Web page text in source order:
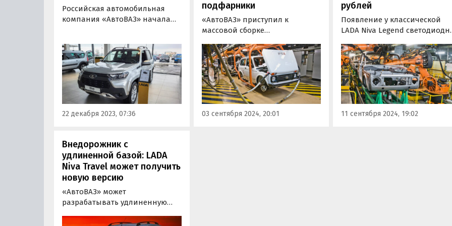
Российская автомобильная
компания «АвтоВАЗ» начала
Travel без использования
шильдиков Legend и Travel
соответственно.
22 декабря 2023, 07:36
подфарники
«АвтоВАЗ» приступил к
массовой сборке
Legend. Классические
трехдверные внедорожники
сходят с конвейера со
светодиодными
подфарниками и рядом других
изменений, сообщают
«Автоновости дня» со ссылкой
03 сентября 2024, 20:01
рублей
Появление у классической
LADA Niva Legend
приведет к подорожанию
минимум двух ее
комплектаций на 7 — 38 тыс.
рублей.
11 сентября 2024, 19:02
Внедорожник с
удлиненной базой: LADA
Niva Travel может получить
новую версию
«АвтоВАЗ» может
разрабатывать удлиненную
LADA Niva Travel, которая